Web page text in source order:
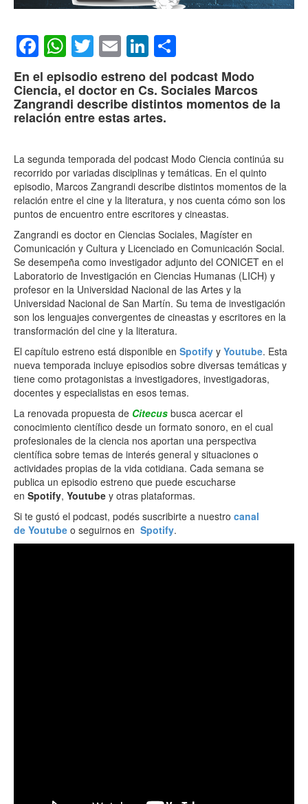
Facebook
WhatsApp
Twitter
EmailLinkedIn
En el episodio estreno del podcast Modo
Ciencia, el doctor en Cs. Sociales Marcos
Zangrandi describe distintos momentos de la
relación entre estas artes.
La segunda temporada del podcast Modo Ciencia continúa su
recorrido por variadas disciplinas y temáticas. En el quinto
episodio, Marcos Zangrandi describe distintos momentos de la
relación entre el cine y la literatura, y nos cuenta cómo son los
puntos de encuentro entre escritores y cineastas.
Zangrandi es doctor en Ciencias Sociales, Magíster en
Comunicación y Cultura y Licenciado en Comunicación Social.
Se desempeña como investigador adjunto del CONICET en el
Laboratorio de Investigación en Ciencias Humanas (LICH) y
profesor en la Universidad Nacional de las Artes y la
Universidad Nacional de San Martín. Su tema de investigación
son los lenguajes convergentes de cineastas y escritores en la
transformación del cine y la literatura.
El capítulo estreno está disponible en Spotify y Youtube. Esta
nueva temporada incluye episodios sobre diversas temáticas y
tiene como protagonistas a investigadores, investigadoras,
docentes y especialistas en esos temas.
La renovada propuesta de Citecus busca acercar el
conocimiento científico desde un formato sonoro, en el cual
profesionales de la ciencia nos aportan una perspectiva
científica sobre temas de interés general y situaciones o
actividades propias de la vida cotidiana. Cada semana se
publica un episodio estreno que puede escucharse
en Spotify, Youtube y otras plataformas.
Si te gustó el podcast, podés suscribirte a nuestro canal
de Youtube o seguirnos en Spotify.